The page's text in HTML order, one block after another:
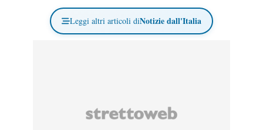
Leggi altri articoli diNotizie dall'Italia